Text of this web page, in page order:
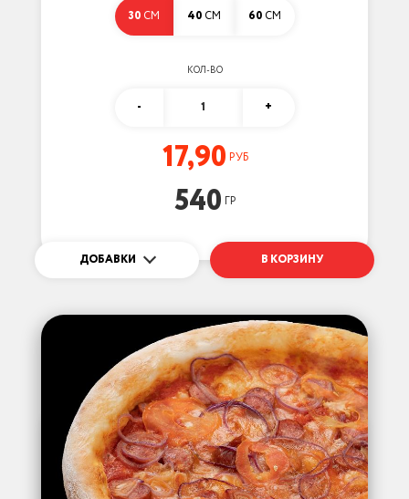
30 СМ 40 СМ 60 СМ
КОЛ-ВО
- 1 +
17,90 РУБ
540 ГР
ДОБАВКИ В КОРЗИНУ